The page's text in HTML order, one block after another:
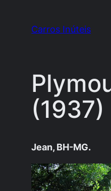
Carros Inúteis
(1937)
Jean, BH-MG.